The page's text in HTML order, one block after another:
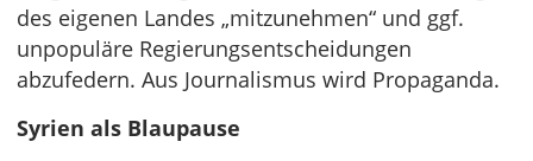
des eigenen Landes „mitzunehmen“ und ggf.
unpopuläre Regierungsentscheidungen
abzufedern. Aus Journalismus wird Propaganda.
Syrien als Blaupause